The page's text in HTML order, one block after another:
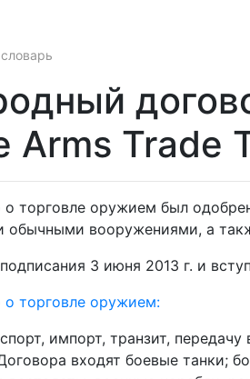
Arms Trade
торговле оружием был
обычными вооружениями, а
3 июня 2013 г. и
торговле оружием:
импорт, транзит,
входят боевые танки;